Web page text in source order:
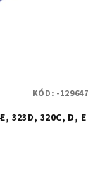
323D, 320C, D, E
KÓD: -129647